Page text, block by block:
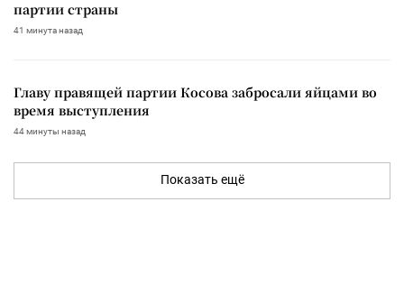
партии страны
41 минута назад
Главу правящей партии Косова забросали яйцами во
время выступления
44 минуты назад
Показать ещё